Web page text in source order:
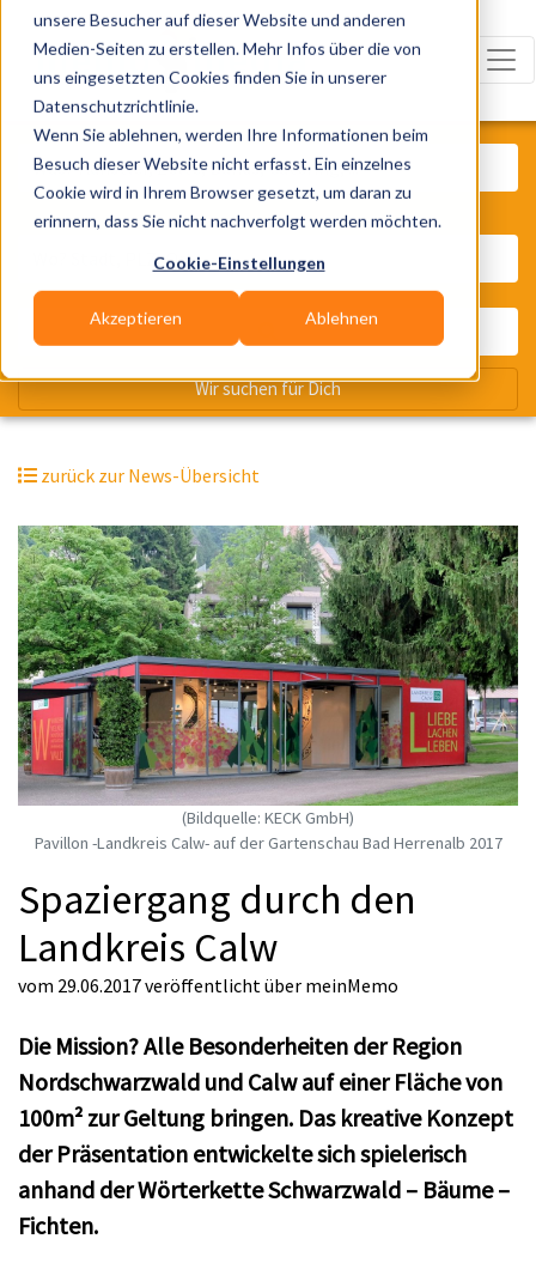
unsere Besucher auf dieser Website und anderen
Medien-Seiten zu erstellen. Mehr Infos über die von
uns eingesetzten Cookies finden Sie in unserer
Datenschutzrichtlinie.
Wenn Sie ablehnen, werden Ihre Informationen beim
Besuch dieser Website nicht erfasst. Ein einzelnes
Cookie wird in Ihrem Browser gesetzt, um daran zu
erinnern, dass Sie nicht nachverfolgt werden möchten.
Cookie-Einstellungen
Akzeptieren Ablehnen
zurück zur News-Übersicht
(Bildquelle: KECK GmbH)
Pavillon -Landkreis Calw- auf der Gartenschau Bad Herrenalb 2017
Spaziergang durch den
Landkreis Calw
vom 29.06.2017veröffentlicht über meinMemo
Die Mission? Alle Besonderheiten der Region
Nordschwarzwald und Calw auf einer Fläche von
100m² zur Geltung bringen. Das kreative Konzept
der Präsentation entwickelte sich spielerisch
anhand der Wörterkette Schwarzwald – Bäume –
Fichten.
Was? Künstler, Zelte, Bands,
Wo? Stadt, PLZ, Ort
Wir suchen für Dich